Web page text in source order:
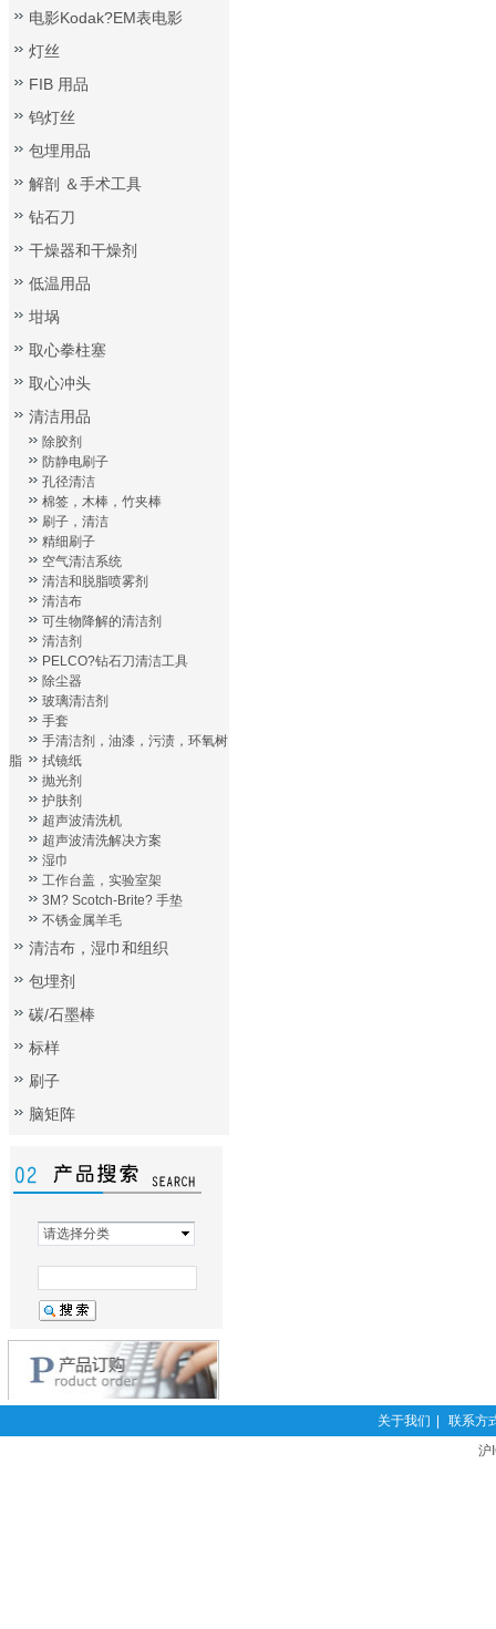
请选择分类
电影Kodak?EM表电影
灯丝
FIB 用品
钨灯丝
包埋用品
解剖 ＆手术工具
钻石刀
干燥器和干燥剂
低温用品
坩埚
取心拳柱塞
取心冲头
清洁用品
除胶剂
防静电刷子
孔径清洁
棉签，木棒，竹夹棒
刷子，清洁
精细刷子
空气清洁系统
清洁和脱脂喷雾剂
清洁布
可生物降解的清洁剂
清洁剂
PELCO?钻石刀清洁工具
除尘器
玻璃清洁剂
手套
手清洁剂，油漆，污渍，环氧树
脂
拭镜纸
抛光剂
护肤剂
超声波清洗机
超声波清洗解决方案
湿巾
工作台盖，实验室架
3M? Scotch-Brite? 手垫
不锈金属羊毛
清洁布，湿巾和组织
包埋剂
碳/石墨棒
标样
刷子
脑矩阵
关于我们
联系方
沪